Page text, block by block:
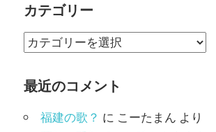
カテゴリー
カ
ゴ
ー
最近のコメント
福建の歌？ に こーたまん より